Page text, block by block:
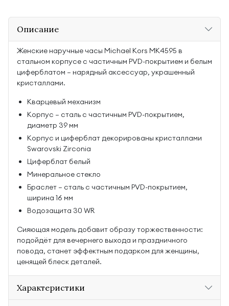
Описание
Женские наручные часы Michael Kors MK4595 в
стальном корпусе с частичным PVD-покрытием и белым
циферблатом — нарядный аксессуар, украшенный
кристаллами.
Кварцевый механизм
Корпус — сталь с частичным PVD-покрытием,
диаметр 39 мм
Корпус и циферблат декорированы кристаллами
Swarovski Zirconia
Циферблат белый
Минеральное стекло
Браслет — сталь с частичным PVD-покрытием,
ширина 16 мм
Водозащита 30 WR
Сияющая модель добавит образу торжественности:
подойдёт для вечернего выхода и праздничного
повода, станет эффектным подарком для женщины,
ценящей блеск деталей.
Характеристики